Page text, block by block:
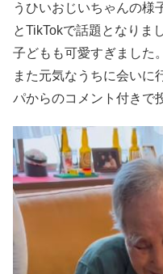
うひいおじいちゃんの様
とTikTokで話題となりま
子どもも可愛すぎました
また元気なうちに会いに
パからのコメント付きで